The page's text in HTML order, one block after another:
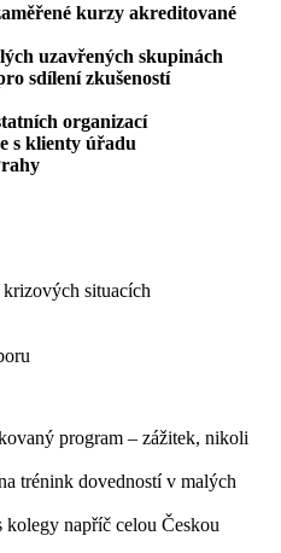
kurzy akreditované
uzavřených skupinách
sdílení zkušeností
organizací
s klienty úřadu
situacích
program – zážitek, nikoli
trénink dovedností v malých
kolegy napříč celou Českou